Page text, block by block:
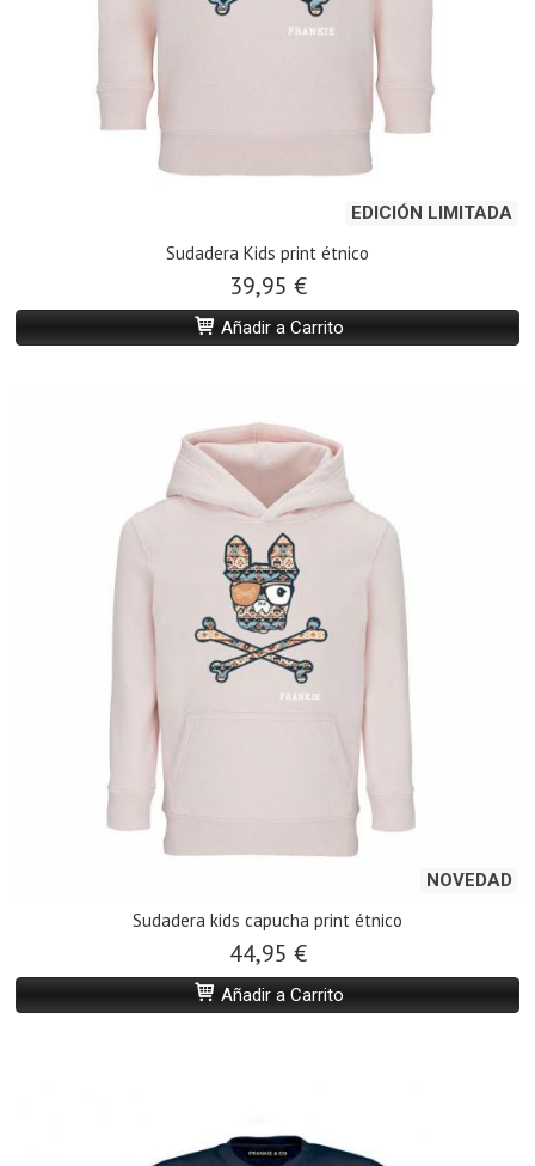
EDICIÓN LIMITADA
Sudadera Kids print étnico
39,95 €
Añadir a Carrito
NOVEDAD
Sudadera kids capucha print étnico
44,95 €
Añadir a Carrito